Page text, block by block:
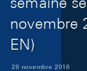
novembre
EN)
28 novembre 2016